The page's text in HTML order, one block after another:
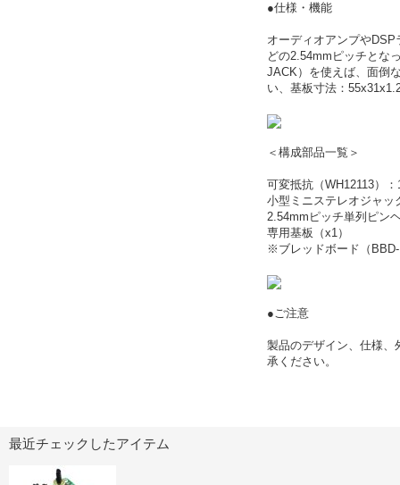
●仕様・機能
オーディオアンプや
どの2.54mmピッチとな
JACK）を使えば、面倒
い、基板寸法：
＜構成部品一覧＞
可変抵抗（WH12113）
小型ミニステレオジャ
2.54mmピッチ単列ピン
専用基板（x1）
※ブレッドボード（
●ご注意
製品のデザイン、仕様、
承ください。
最近チェックしたアイテム